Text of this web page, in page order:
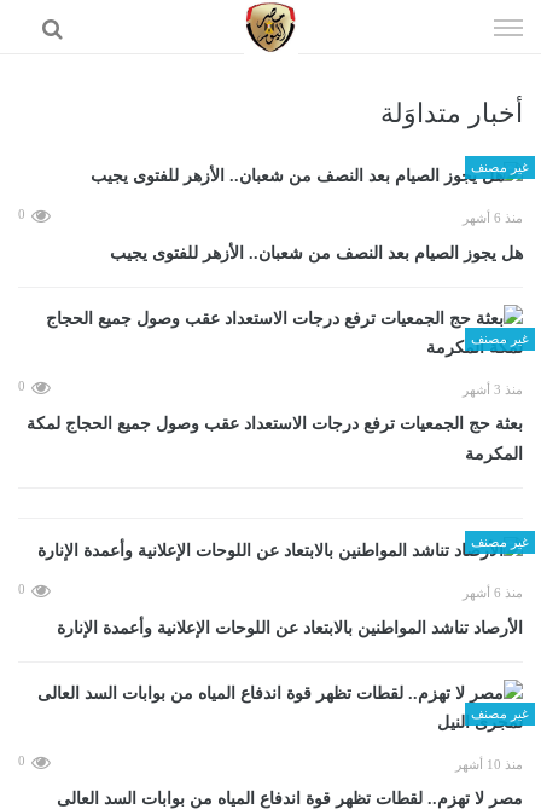
الى
أخبار متداوَلة
غير مصنف
منذ 6 أشهر 0
هل يجوز الصيام بعد النصف من شعبان.. الأزهر للفتوى يجيب
غير مصنف
منذ 3 أشهر 0
بعثة حج الجمعيات ترفع درجات الاستعداد عقب وصول جميع الحجاج لمكة
المكرمة
غير مصنف
منذ 6 أشهر 0
الأرصاد تناشد المواطنين بالابتعاد عن اللوحات الإعلانية وأعمدة الإنارة
غير مصنف
منذ 10 أشهر 0
مصر لا تهزم.. لقطات تظهر قوة اندفاع المياه من بوابات السد العالى